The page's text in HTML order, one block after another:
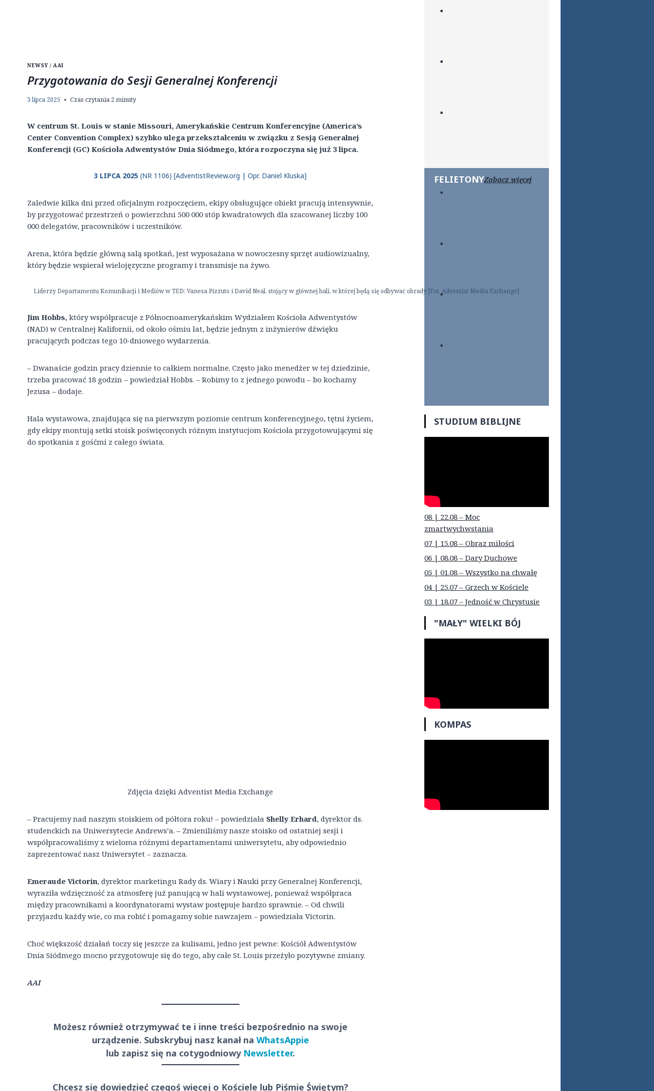
NEWSY / AAI
Przygotowania do Sesji Generalnej Konferencji
3 lipca 2025 Czas czytania 2 minuty
W centrum St. Louis w stanie Missouri, Amerykańskie Centrum Konferencyjne (America’s
Center Convention Complex) szybko ulega przekształceniu w związku z Sesją Generalnej
Konferencji (GC) Kościoła Adwentystów Dnia Siódmego, która rozpoczyna się już 3 lipca.
3 LIPCA 2025(NR 1106) [AdventistReview.org | Opr. Daniel Kluska]
Zaledwie kilka dni przed oficjalnym rozpoczęciem, ekipy obsługujące obiekt pracują intensywnie,
by przygotować przestrzeń o powierzchni 500 000 stóp kwadratowych dla szacowanej liczby 100
000 delegatów, pracowników i uczestników.
Arena, która będzie główną salą spotkań, jest wyposażana w nowoczesny sprzęt audiowizualny,
który będzie wspierał wielojęzyczne programy i transmisje na żywo.
Liderzy Departamentu Komunikacji i Mediów w TED: Vanesa Pizzuto i David Neal, stojący w głównej hali, w której będą się odbywać obrady [Fot. Adventist Media Exchange]
Jim Hobbs, który współpracuje z Północnoamerykańskim Wydziałem Kościoła Adwentystów
(NAD) w Centralnej Kalifornii, od około ośmiu lat, będzie jednym z inżynierów dźwięku
pracujących podczas tego 10-dniowego wydarzenia.
– Dwanaście godzin pracy dziennie to całkiem normalne. Często jako menedżer w tej dziedzinie,
trzeba pracować 18 godzin – powiedział Hobbs. – Robimy to z jednego powodu – bo kochamy
Jezusa – dodaje.
Hala wystawowa, znajdująca się na pierwszym poziomie centrum konferencyjnego, tętni życiem,
gdy ekipy montują setki stoisk poświęconych różnym instytucjom Kościoła przygotowującymi się
do spotkania z gośćmi z całego świata.
Zdjęcia dzięki Adventist Media Exchange
– Pracujemy nad naszym stoiskiem od półtora roku! – powiedziała Shelly Erhard, dyrektor ds.
studenckich na Uniwersytecie Andrews’a. – Zmieniliśmy nasze stoisko od ostatniej sesji i
współpracowaliśmy z wieloma różnymi departamentami uniwersytetu, aby odpowiednio
zaprezentować nasz Uniwersytet – zaznacza.
Emeraude Victorin, dyrektor marketingu Rady ds. Wiary i Nauki przy Generalnej Konferencji,
wyraziła wdzięczność za atmosferę już panującą w hali wystawowej, ponieważ współpraca
między pracownikami a koordynatorami wystaw postępuje bardzo sprawnie. – Od chwili
przyjazdu każdy wie, co ma robić i pomagamy sobie nawzajem – powiedziała Victorin.
Choć większość działań toczy się jeszcze za kulisami, jedno jest pewne: Kościół Adwentystów
Dnia Siódmego mocno przygotowuje się do tego, aby całe St. Louis przeżyło pozytywne zmiany.
AAI
Możesz również otrzymywać te i inne treści bezpośrednio na swoje
urządzenie. Subskrybuj nasz kanał na WhatsAppie
lub zapisz się na cotygodniowy Newsletter.
Chcesz się dowiedzieć czegoś więcej o Kościele lub Piśmie Świętym?
FELIETONYZobacz więcej
STUDIUM BIBLIJNE
08 | 22.08 – Moc
zmartwychwstania
07 | 15.08 – Obraz miłości
06 | 08.08 – Dary Duchowe
05 | 01.08 – Wszystko na chwałę
04 | 25.07 – Grzech w Kościele
03 | 18.07 – Jedność w Chrystusie
"MAŁY" WIELKI BÓJ
KOMPAS